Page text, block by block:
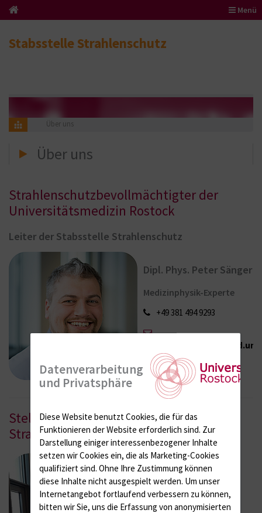
Menü
Stabsstelle Strahlenschutz
Über uns
Über uns
Strahlenschutzbevollmächtigter der
Universitätsmedizin Rostock
Leiter der Stabsstelle Strahlenschutz
Dipl. Phys. Peter Sänger
Medizinphysik-Experte
+49 381 494 9293
strahlenschutz{bei}med.uni-
rostock.de
Stellvertretender
Strahlenschutzbevollmächtigter
Dr. rer. nat. Matthias
Lütgens
+49 381 494 9292
Datenverarbeitung
und Privatsphäre
Diese Website benutzt Cookies, die für das
Funktionieren der Website erforderlich sind. Zur
Darstellung einiger interessenbezogener Inhalte
setzen wir Cookies ein, die als Marketing-Cookies
qualifiziert sind. Ohne Ihre Zustimmung können
diese Inhalte nicht ausgespielt werden. Um unser
Internetangebot fortlaufend verbessern zu können,
bitten wir Sie, uns die Erfassung von anonymisierten